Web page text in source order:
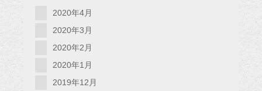
2020年4月
2020年3月
2020年2月
2020年1月
2019年12月